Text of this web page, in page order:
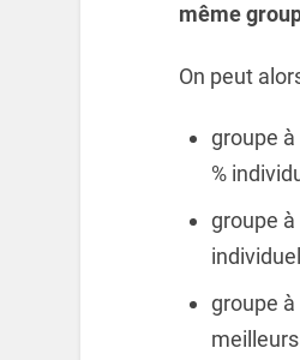
même
On peut
groupe à
%
groupe à
groupe à